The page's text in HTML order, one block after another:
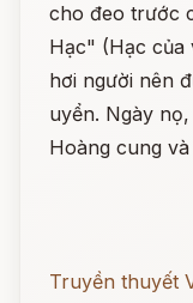
cho đeo trước
Hạc" (Hạc của
hơi người nên
uyển. Ngày
Hoàng cung
Truyền thuyết